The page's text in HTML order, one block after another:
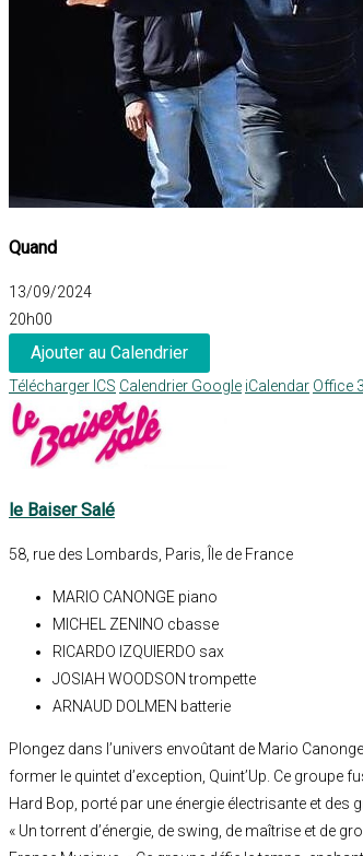
Quand
13/09/2024
20h00
Ajouter au Calendrier
Télécharger ICS Calendrier Google iCalendar Office
le Baiser Salé
58, rue des Lombards, Paris, Île de France
MARIO CANONGE piano
MICHEL ZENINO cbasse
RICARDO IZQUIERDO sax
JOSIAH WOODSON trompette
ARNAUD DOLMEN batterie
Plongez dans l’univers envoûtant de Mario
former le quintet d’exception, Quint’Up. Ce groupe
Hard Bop, porté par une énergie électrisante et des
« Un torrent d’énergie, de swing, de maîtrise et de